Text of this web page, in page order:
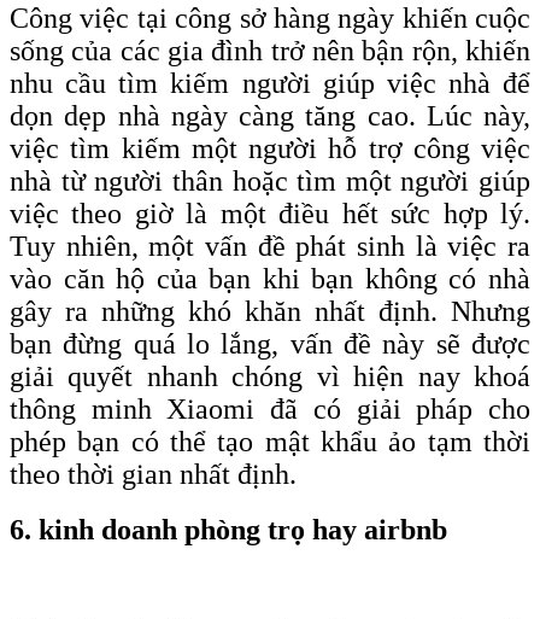
Công việc tại công sở hàng ngày khiến cuộc
sống của các gia đình trở nên bận rộn, khiến
nhu cầu tìm kiếm người giúp việc nhà để
dọn dẹp nhà ngày càng tăng cao. Lúc này,
việc tìm kiếm một người hỗ trợ công việc
nhà từ người thân hoặc tìm một người giúp
việc theo giờ là một điều hết sức hợp lý.
Tuy nhiên, một vấn đề phát sinh là việc ra
vào căn hộ của bạn khi bạn không có nhà
gây ra những khó khăn nhất định. Nhưng
bạn đừng quá lo lắng, vấn đề này sẽ được
giải quyết nhanh chóng vì hiện nay khoá
thông minh Xiaomi đã có giải pháp cho
phép bạn có thể tạo mật khẩu ảo tạm thời
theo thời gian nhất định.
6. kinh doanh phòng trọ hay airbnb